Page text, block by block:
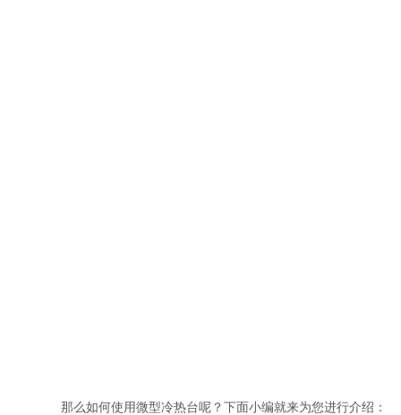
那么如何使用微型冷热台呢？下面小编就来为您进行介绍：